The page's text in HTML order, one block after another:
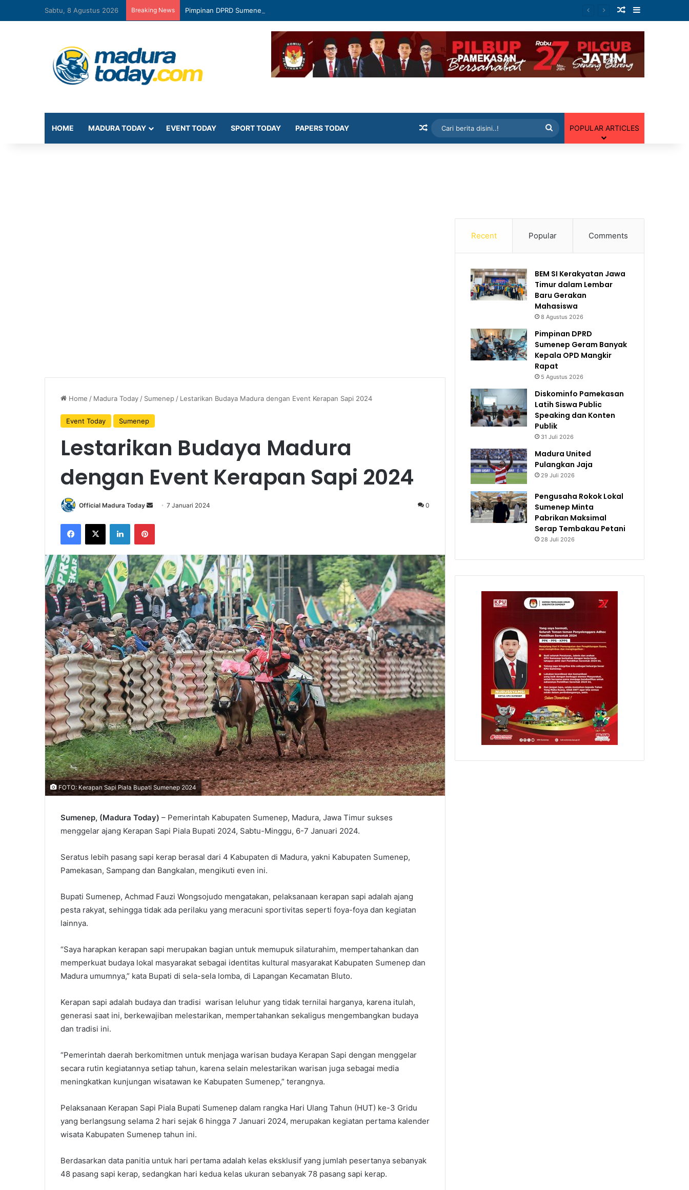
Sabtu, 8 Agustus 2026 Breaking News Pimpinan DPRD Sumenep Geram Banyak Kepala OPD Mangkir Rapat Artikel Random
HOME MADURA TODAY EVENT TODAY SPORT TODAY PAPERS TODAY Artikel Random
berita
POPULAR ARTICLES
Home / Madura Today/ Sumenep/ Lestarikan Budaya Madura dengan Event Kerapan Sapi 2024
Event Today Sumenep
Lestarikan Budaya Madura
dengan Event Kerapan Sapi 2024
Official Madura Today
d
a
n
e
m
a
i
l
7 Januari 2024 0
FOTO: Kerapan Sapi Piala Bupati Sumenep 2024
Sumenep, (Madura Today) – Pemerintah Kabupaten Sumenep, Madura, Jawa Timur sukses
menggelar ajang Kerapan Sapi Piala Bupati 2024, Sabtu-Minggu, 6-7 Januari 2024.
Seratus lebih pasang sapi kerap berasal dari 4 Kabupaten di Madura, yakni Kabupaten Sumenep,
Pamekasan, Sampang dan Bangkalan, mengikuti even ini.
Bupati Sumenep, Achmad Fauzi Wongsojudo mengatakan, pelaksanaan kerapan sapi adalah ajang
pesta rakyat, sehingga tidak ada perilaku yang meracuni sportivitas seperti foya-foya dan kegiatan
lainnya.
“Saya harapkan kerapan sapi merupakan bagian untuk memupuk silaturahim, mempertahankan dan
memperkuat budaya lokal masyarakat sebagai identitas kultural masyarakat Kabupaten Sumenep dan
Madura umumnya,” kata Bupati di sela-sela lomba, di Lapangan Kecamatan Bluto.
Kerapan sapi adalah budaya dan tradisi warisan leluhur yang tidak ternilai harganya, karena itulah,
generasi saat ini, berkewajiban melestarikan, mempertahankan sekaligus mengembangkan budaya
dan tradisi ini.
“Pemerintah daerah berkomitmen untuk menjaga warisan budaya Kerapan Sapi dengan menggelar
secara rutin kegiatannya setiap tahun, karena selain melestarikan warisan juga sebagai media
meningkatkan kunjungan wisatawan ke Kabupaten Sumenep,” terangnya.
Pelaksanaan Kerapan Sapi Piala Bupati Sumenep dalam rangka Hari Ulang Tahun (HUT) ke-3 Gridu
yang berlangsung selama 2 hari sejak 6 hingga 7 Januari 2024, merupakan kegiatan pertama kalender
wisata Kabupaten Sumenep tahun ini.
Berdasarkan data panitia untuk hari pertama adalah kelas eksklusif yang jumlah pesertanya sebanyak
48 pasang sapi kerap, sedangkan hari kedua kelas ukuran sebanyak 78 pasang sapi kerap.
Recent Popular Comments
BEM SI Kerakyatan Jawa
Timur dalam Lembar
Baru Gerakan
Mahasiswa
8 Agustus 2026
Pimpinan DPRD
Sumenep Geram Banyak
Kepala OPD Mangkir
Rapat
5 Agustus 2026
Diskominfo Pamekasan
Latih Siswa Public
Speaking dan Konten
Publik
31 Juli 2026
Madura United
Pulangkan Jaja
29 Juli 2026
Pengusaha Rokok Lokal
Sumenep Minta
Pabrikan Maksimal
Serap Tembakau Petani
28 Juli 2026